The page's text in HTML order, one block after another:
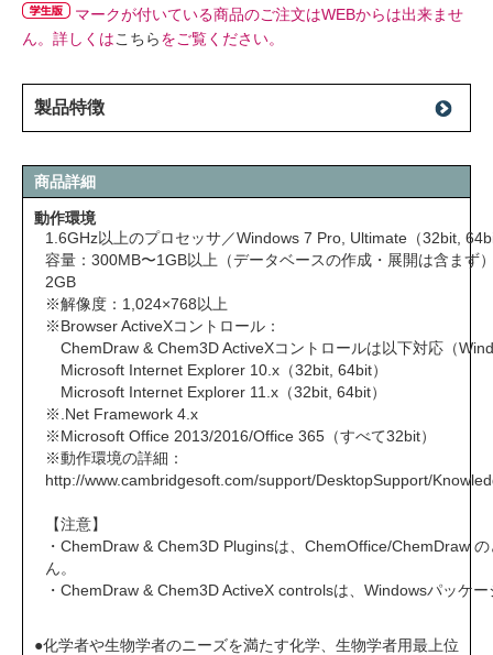
マークが付いている商品のご注文はWEBからは出来ませ
ん。詳しくはこちらをご覧ください。
製品特徴
商品詳細
動作環境
1.6GHz以上のプロセッサ／Windows 7 Pro, Ultimate（32bit,
容量：300MB〜1GB以上（データベースの作成・展開は含まず
2GB
※解像度：1,024×768以上
※Browser ActiveXコントロール：
ChemDraw & Chem3D ActiveXコントロールは以下対応（
Microsoft Internet Explorer 10.x（32bit, 64bit）
Microsoft Internet Explorer 11.x（32bit, 64bit）
※.Net Framework 4.x
※Microsoft Office 2013/2016/Office 365（すべて32bit）
※動作環境の詳細：
http://www.cambridgesoft.com/support/DesktopSupport/
【注意】
・ChemDraw & Chem3D Pluginsは、ChemOffice/ChemDraw
ん。
・ChemDraw & Chem3D ActiveX controlsは、Windowsパッケ
●化学者や生物学者のニーズを満たす化学、生物学者用最上位